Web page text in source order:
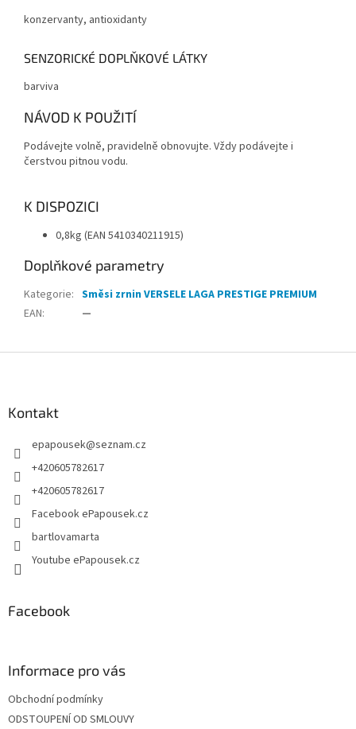
konzervanty, antioxidanty
SENZORICKÉ DOPLŇKOVÉ LÁTKY
barviva
NÁVOD K POUŽITÍ
Podávejte volně, pravidelně obnovujte. Vždy podávejte i
čerstvou pitnou vodu.
K DISPOZICI
0,8kg (EAN 5410340211915)
Doplňkové parametry
Kategorie: Směsi zrnin VERSELE LAGA PRESTIGE PREMIUM
EAN: —
Kontakt
epapousek@seznam.cz
+420605782617
+420605782617
Facebook ePapousek.cz
bartlovamarta
Youtube ePapousek.cz
Facebook
Informace pro vás
Obchodní podmínky
ODSTOUPENÍ OD SMLOUVY